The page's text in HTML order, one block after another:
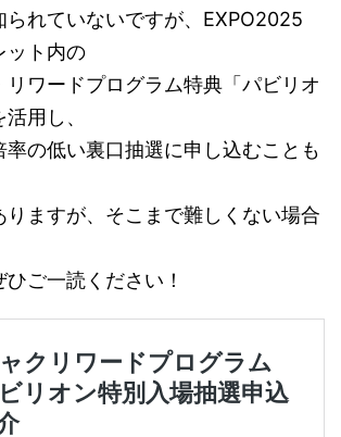
られていないですが、EXPO2025
ット内の
リワードプログラム特典「パビリオ
用し、
率の低い裏口抽選に申し込むことも
りますが、そこまで難しくない場合
ご一読ください！